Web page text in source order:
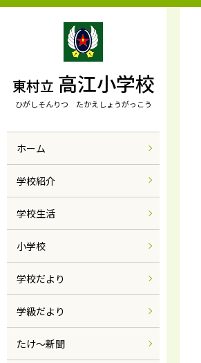
東村立 高江小学校
ひがしそんりつ たかえしょうがっこう
ホーム
学校紹介
学校生活
小学校
学校だより
学級だより
たけ～新聞